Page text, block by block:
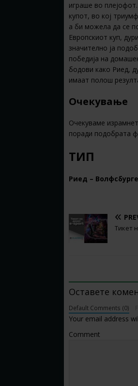
играше во
купот, во кој
а би можела да се
Европскиот куп,
значително ја
победија на
бодови како Риед,
имаат полош
Очекување
Очекуваме
поради подобрата
ТИП
Риед –
Тикет
BE THE
Оставете
Default Comments (0)
Your email address
Comment